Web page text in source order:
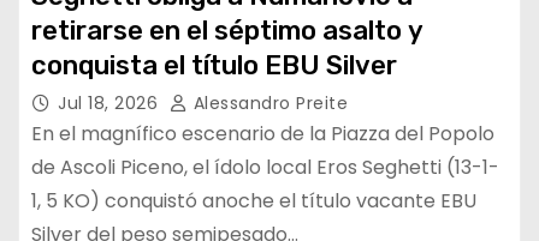
retirarse en el séptimo asalto y
conquista el título EBU Silver
Jul 18, 2026 Alessandro Preite
En el magnífico escenario de la Piazza del Popolo
de Ascoli Piceno, el ídolo local Eros Seghetti (13-1-
1, 5 KO) conquistó anoche el título vacante EBU
Silver del peso semipesado…